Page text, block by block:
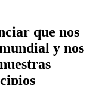
que nos
y nos